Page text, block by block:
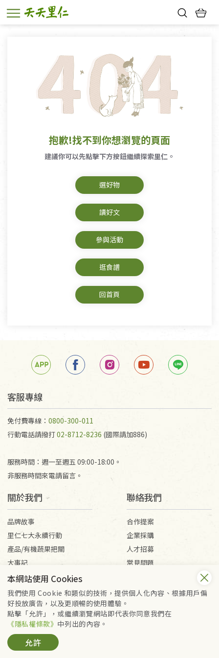
抱歉!找不到你想瀏覽的頁面
建議你可以先點擊下方按鈕繼續探索里仁。
選好物
讀好文
參與活動
逛食譜
回首頁
客服專線
免付費專線： 0800-300-011
行動電話請撥打02-8712-8236 (國際請加886)
服務時間：週一至週五 09:00-18:00。
非服務時間來電請留言。
關於我們
品牌故事
里仁七大永續行動
產品/有機蔬果把關
大事記
媒體報導
聯絡我們
合作提案
企業採購
人才招募
常見問題
會員服務條款
隱私權政策
Copyright © 2026 里仁事業股份有限公司(統編：16301262) /
里仁網購股份有限公司(統編：25149752)
本網站使用 Cookies
我們使用 Cookie 和類似的技術，提供個人化內容、根據用戶偏
好投放廣告，以及更順暢的使用體驗。
點擊「允許」，或繼續瀏覽網站即代表你同意我們在
《隱私權條款》 中列出的內容。
允許